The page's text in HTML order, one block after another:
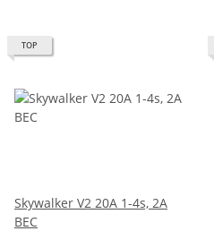
TOP
Skywalker V2 20A 1-4s, 2A
BEC